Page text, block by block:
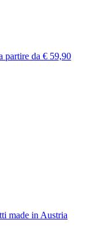
partire da € 59,90
made in Austria